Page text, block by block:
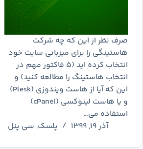
صرف نظر از این که چه شرکت
هاستینگی را برای میزبانی سایت خود
انتخاب کرده اید (5 فاکتور مهم در
انتخاب هاستینگ را مطالعه کنید) و
این که آیا از هاست ویندوزی (Plesk)
و یا هاست لینوکسی (cPanel)
استفاده می…
آذر ۱۹, ۱۳۹۹
پلسک, سی پنل